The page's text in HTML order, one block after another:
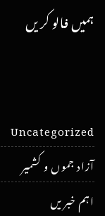
ہمیں فالو کریں
Uncategorized
آزاد جموں و کشمیر
اہم خبریں